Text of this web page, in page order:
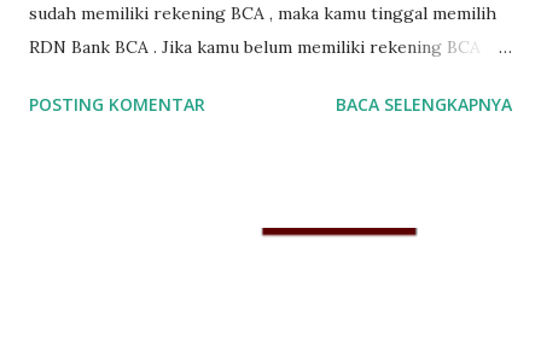
sudah memiliki rekening BCA , maka kamu tinggal memilih
RDN Bank BCA . Jika kamu belum memiliki rekening BCA ,
membuka rekening saham online di Phillip Sekuritas
POSTING KOMENTAR BACA SELENGKAPNYA